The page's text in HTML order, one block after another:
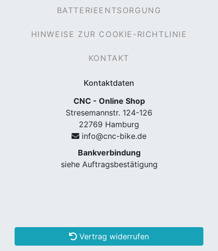
BATTERIEENTSORGUNG
HINWEISE ZUR COOKIE-RICHTLINIE
KONTAKT
Kontaktdaten
CNC - Online Shop
Stresemannstr. 124-126
22769 Hamburg
info@cnc-bike.de
Bankverbindung
siehe Auftragsbestätigung
Vertrag widerrufen